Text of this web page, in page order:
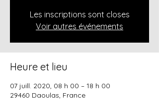
Les inscriptions sont closes
Voir autres événements
Heure et lieu
07 juill. 2020, 08 h 00 – 18 h 00
29460 Daoulas, France